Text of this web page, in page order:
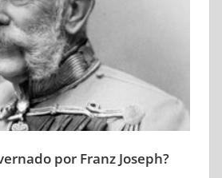
por Franz Joseph?